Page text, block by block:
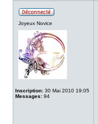
Joyeux Novice
Inscription: 30 Mai 2010 19:05
Messages: 94